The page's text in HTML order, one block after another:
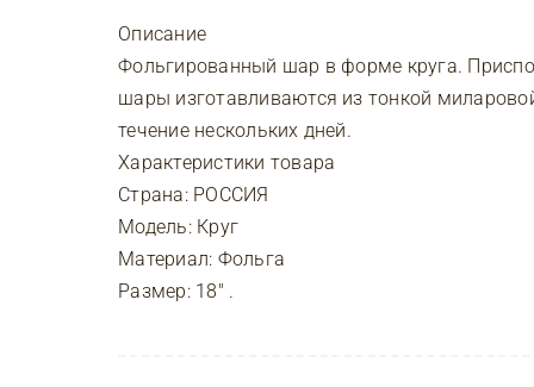
Описание
Фольгированный шар в форме круга.
шары изготавливаются из тонкой
течение нескольких дней.
Характеристики товара
Страна: РОССИЯ
Модель: Круг
Материал: Фольга
Размер: 18″ .